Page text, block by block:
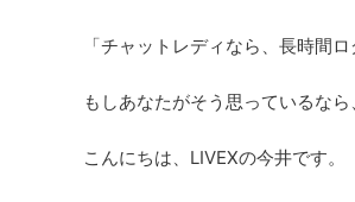
「チャットレディなら、長時間
もしあなたがそう思っているな
こんにちは、LIVEXの今井です。